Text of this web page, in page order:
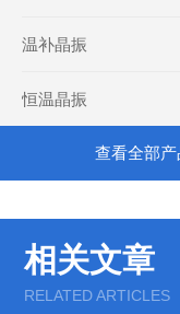
温补晶振
恒温晶振
查看全部产
相关文章
RELATED ARTICLES